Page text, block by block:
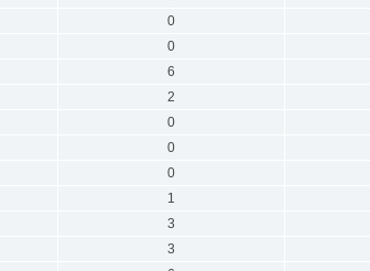
0
0
6
2
0
0
0
1
3
3